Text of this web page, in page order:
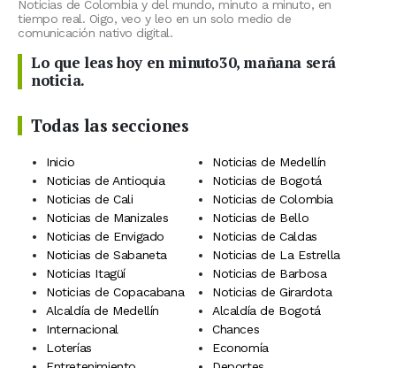
Noticias de Colombia y del mundo, minuto a minuto, en
tiempo real. Oigo, veo y leo en un solo medio de
comunicación nativo digital.
Lo que leas hoy en minuto30, mañana será
noticia.
Todas las secciones
Inicio
Noticias de Medellín
Noticias de Antioquia
Noticias de Bogotá
Noticias de Cali
Noticias de Colombia
Noticias de Manizales
Noticias de Bello
Noticias de Envigado
Noticias de Caldas
Noticias de Sabaneta
Noticias de La Estrella
Noticias Itagüí
Noticias de Barbosa
Noticias de Copacabana
Noticias de Girardota
Alcaldía de Medellín
Alcaldía de Bogotá
Internacional
Chances
Loterías
Economía